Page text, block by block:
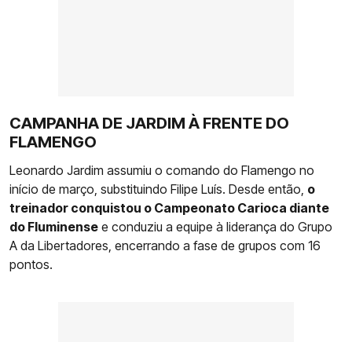
CAMPANHA DE JARDIM À FRENTE DO
FLAMENGO
Leonardo Jardim assumiu o comando do Flamengo no
início de março, substituindo Filipe Luís. Desde então, o
treinador conquistou o Campeonato Carioca diante
do Fluminense e conduziu a equipe à liderança do Grupo
A da Libertadores, encerrando a fase de grupos com 16
pontos.